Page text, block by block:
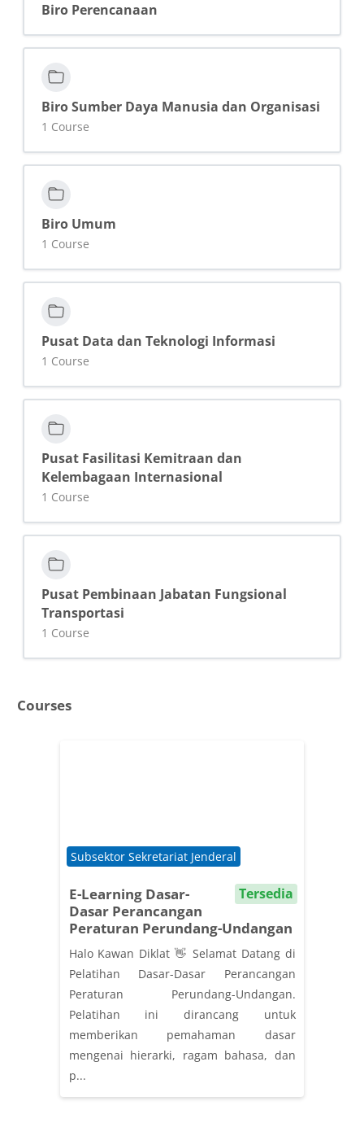
Biro Perencanaan
Biro Sumber Daya Manusia dan Organisasi
1 Course
Biro Umum
1 Course
Pusat Data dan Teknologi Informasi
1 Course
Pusat Fasilitasi Kemitraan dan
Kelembagaan Internasional
1 Course
Pusat Pembinaan Jabatan Fungsional
Transportasi
1 Course
Courses
Tersedia
E-Learning Dasar-
Dasar Perancangan
Peraturan Perundang-Undangan
Course category
Subsektor Sekretariat Jenderal
Halo Kawan Diklat 👋 Selamat Datang di
Pelatihan Dasar-Dasar Perancangan
Peraturan Perundang-Undangan.
Pelatihan ini dirancang untuk
memberikan pemahaman dasar
mengenai hierarki, ragam bahasa, dan
p...